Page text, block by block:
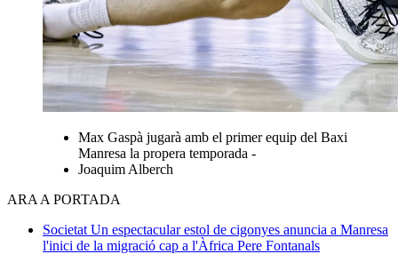
Max Gaspà jugarà amb el primer equip del Baxi
Manresa la propera temporada -
Joaquim Alberch
ARA A PORTADA
Societat Un espectacular estol de cigonyes anuncia a Manresa
l'inici de la migració cap a l'Àfrica Pere Fontanals